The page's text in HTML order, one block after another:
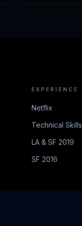
EXPERIENCE
Netflix
Technical Skills
LA & SF 2019
SF 2016